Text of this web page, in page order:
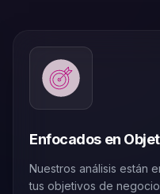
Enfocados en
Nuestros análisis están
tus objetivos de